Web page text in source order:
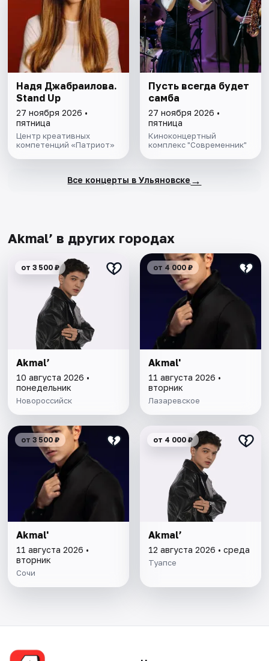
Надя Джабраилова.
Stand Up
27 ноября 2026 •
пятница
Центр креативных
компетенций «Патриот»
Пусть всегда будет
самба
27 ноября 2026 •
пятница
Киноконцертный
комплекс "Современник"
Все концерты в Ульяновске →
Akmal’ в других городах
от 3 500 ₽
Akmal’
10 августа 2026 •
понедельник
Новороссийск
от 4 000 ₽
Akmal'
11 августа 2026 •
вторник
Лазаревское
от 3 500 ₽
Akmal'
11 августа 2026 •
вторник
Сочи
от 4 000 ₽
Akmal’
12 августа 2026 • среда
Туапсе